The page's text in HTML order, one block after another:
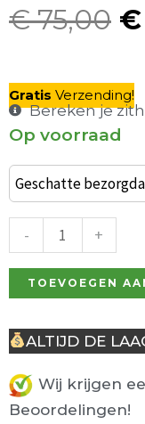
€75,00
€
€
Gratis Verzending!
Bereken je
Op voorraad
Geschatte
-
barkruk
Ziggy
aantal
+
TOEVOEGEN
ALTIJD DE
Wij krijgen
Beoordelingen!